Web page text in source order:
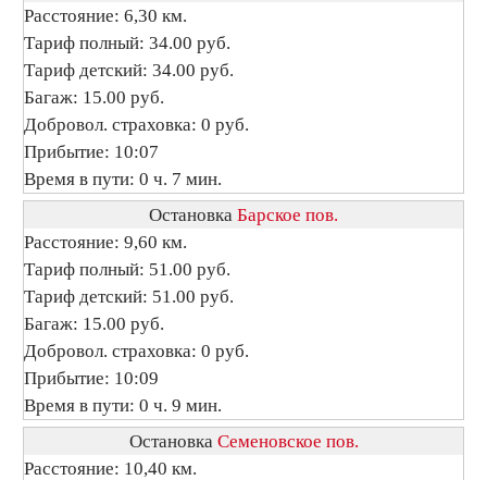
Расстояние: 6,30 км.
Тариф полный: 34.00 руб.
Тариф детский: 34.00 руб.
Багаж: 15.00 руб.
Добровол. страховка: 0 руб.
Прибытие: 10:07
Время в пути: 0 ч. 7 мин.
Остановка Барское пов.
Расстояние: 9,60 км.
Тариф полный: 51.00 руб.
Тариф детский: 51.00 руб.
Багаж: 15.00 руб.
Добровол. страховка: 0 руб.
Прибытие: 10:09
Время в пути: 0 ч. 9 мин.
Остановка Семеновское пов.
Расстояние: 10,40 км.